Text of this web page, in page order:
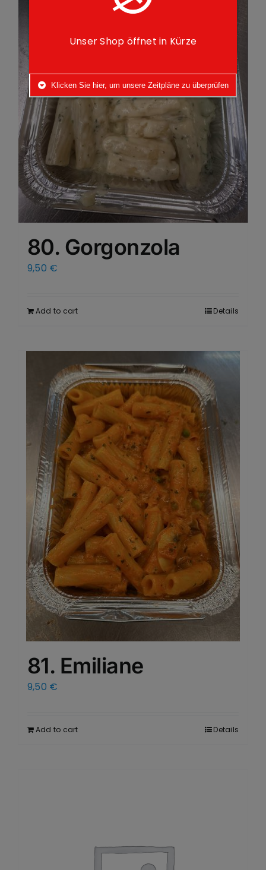
80. Gorgonzola
9,50 €
Add to cart Details
81. Emiliane
9,50 €
Add to cart Details
Unser Shop öffnet in Kürze
Klicken Sie hier, um unsere Zeitpläne zu überprüfen